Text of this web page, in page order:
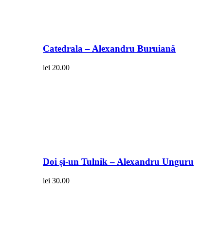
Catedrala – Alexandru Buruiană
lei 20.00
Doi și-un Tulnik – Alexandru Unguru
lei 30.00